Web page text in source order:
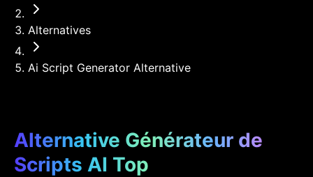
Alternatives
Ai Script Generator Alternative
Alternative Générateur de
Scripts AI Top